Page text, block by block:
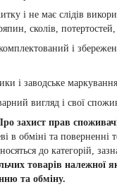
і не має слідів
сколів,
і
і заводське
вигляд і свої
захист прав
в обміні та поверненні
до категорій,
товарів належної
та обміну.